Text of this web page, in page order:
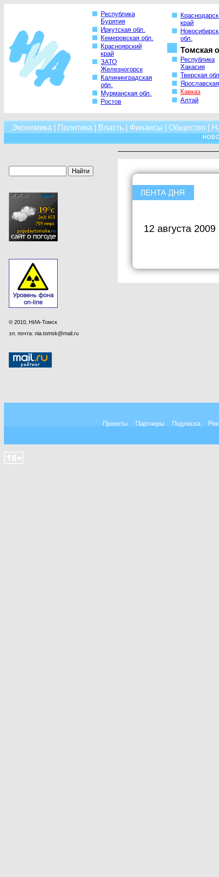
Республика
Бурятия
Иркутская обл.
Кемеровская обл.
Красноярский
край
ЗАТО
Железногорск
Калининградская
обл.
Мурманская обл.
Ростов
край
обл.
Томская
Республика
Хакасия
Тверская
Кавказ
Алтай
Экономика Политика Власть| Финансы Общество
© 2010, НИА-Томск
эл. почта: nia.tomsk@mail.ru
12 августа 2009
Проекты Партнеры Подписка